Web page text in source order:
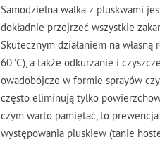
Samodzielna walka z pluskwami
dokładnie przejrzeć wszystkie
Skutecznym działaniem na
60°C), a także odkurzanie i
owadobójcze w formie sprayów
często eliminują tylko
czym warto pamiętać, to
występowania pluskiew (tanie